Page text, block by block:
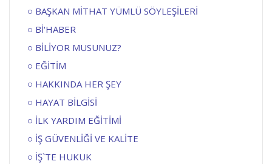
BAŞKAN MİTHAT YÜMLÜ SÖYLEŞİLERİ
Bİ'HABER
BİLİYOR MUSUNUZ?
EĞİTİM
HAKKINDA HER ŞEY
HAYAT BİLGİSİ
İLK YARDIM EĞİTİMİ
İŞ GÜVENLİĞİ VE KALİTE
İŞ`TE HUKUK